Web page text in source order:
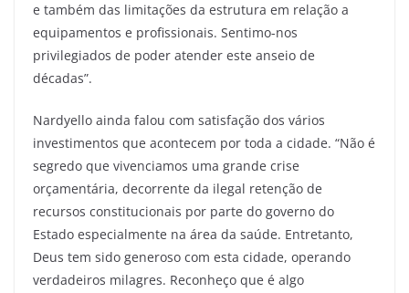
e também das limitações da estrutura em relação a
equipamentos e profissionais. Sentimo-nos
privilegiados de poder atender este anseio de
décadas”.
Nardyello ainda falou com satisfação dos vários
investimentos que acontecem por toda a cidade. “Não é
segredo que vivenciamos uma grande crise
orçamentária, decorrente da ilegal retenção de
recursos constitucionais por parte do governo do
Estado especialmente na área da saúde. Entretanto,
Deus tem sido generoso com esta cidade, operando
verdadeiros milagres. Reconheço que é algo